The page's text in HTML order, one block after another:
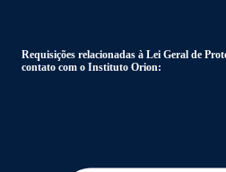
Requisições relacionadas à Lei Geral de
contato com o Instituto Orion: